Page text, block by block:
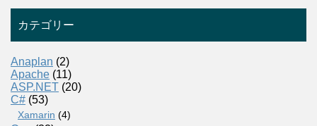
カテゴリー
Anaplan (2)
Apache (11)
ASP.NET (20)
C# (53)
Xamarin (4)